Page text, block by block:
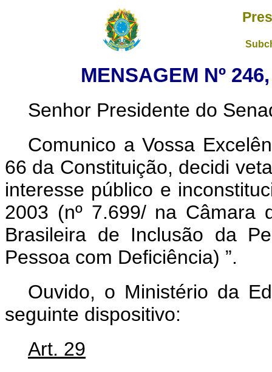
MENSAGEM Nº
Senhor Presidente do
Comunico a Vossa
66 da Constituição, decidi
interesse público e
2003 (nº 7.699/ na Câmara
Brasileira de Inclusão da
Pessoa com Deficiência) ”.
Ouvido, o Ministério da
seguinte dispositivo:
Art. 29